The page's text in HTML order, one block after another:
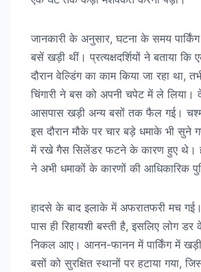
जानकारी के अनुसार, घटना के समय
बसें खड़ी थीं। प्रत्यक्षदर्शियों ने बताया
दौरान वेल्डिंग का काम किया जा रहा था,
चिंगारी ने बस को अपनी चपेट में ले
आसपास खड़ी अन्य बसों तक फैल गई।
इस दौरान मौके पर चार बड़े धमाके भी सुने
में रखे गैस सिलेंडर फटने के कारण हुए थे।
ने अभी धमाकों के कारणों की आधिकारिक
हादसे के बाद इलाके में अफरातफरी मच
पास ही रिहायशी बस्ती है, इसलिए लोग डर
निकल आए। आनन-फानन में पार्किंग में
बसों को सुरक्षित स्थानों पर हटाया गया,